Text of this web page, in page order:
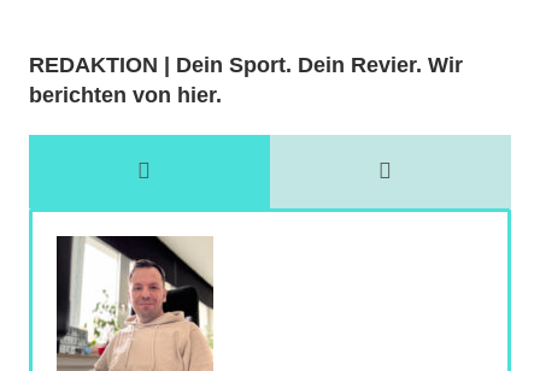
REDAKTION | Dein Sport. Dein Revier. Wir
berichten von hier.